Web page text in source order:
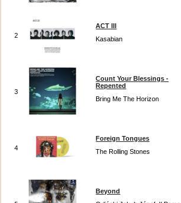
2
ACT III
Kasabian
3
Count Your Blessings -
Repented
Bring Me The Horizon
4
Foreign Tongues
The Rolling Stones
Beyond